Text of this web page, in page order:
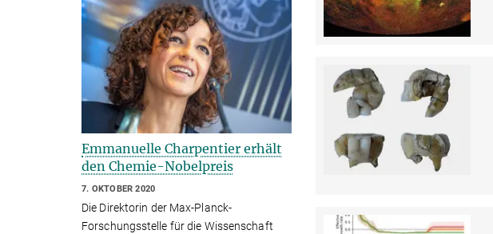
Emmanuelle Charpentier erhält
den Chemie-Nobelpreis
7. OKTOBER 2020
Die Direktorin der Max-Planck-
Forschungsstelle für die Wissenschaft